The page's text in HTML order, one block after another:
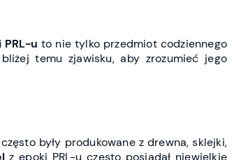
u to nie tylko przedmiot codziennego
temu zjawisku, aby zrozumieć jego
były produkowane z drewna, sklejki,
z epoki PRL-u często posiadał niewielkie